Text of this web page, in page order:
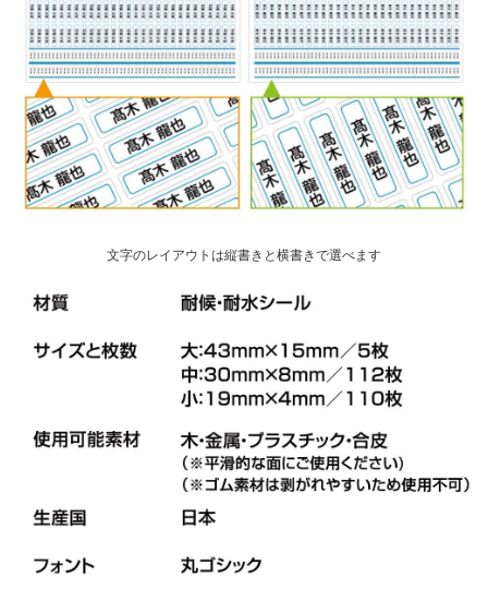
文字のレイアウトは縦書きと横書きで選べます